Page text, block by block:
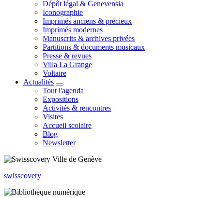
Dépôt légal & Genevensia
Iconographie
Imprimés anciens & précieux
Imprimés modernes
Manuscrits & archives privées
Partitions & documents musicaux
Presse & revues
Villa La Grange
Voltaire
Actualités
Tout l'agenda
Expositions
Activités & rencontres
Visites
Accueil scolaire
Blog
Newsletter
swisscovery